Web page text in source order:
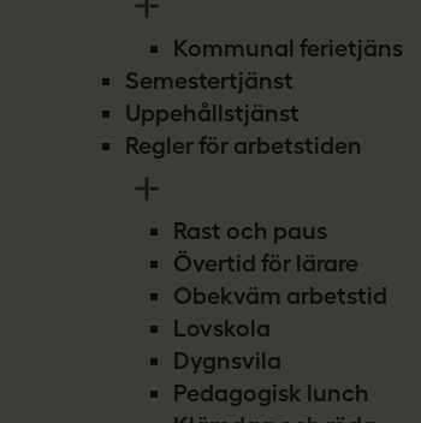
Kommunal ferietjänst
Semestertjänst
Uppehållstjänst
Regler för arbetstiden
Rast och paus
Övertid för lärare
Obekväm arbetstid
Lovskola
Dygnsvila
Pedagogisk lunch